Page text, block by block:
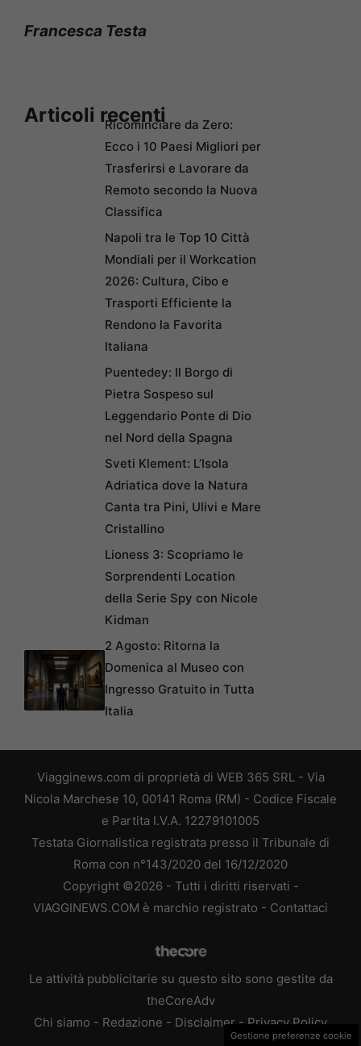
Francesca Testa
Articoli recentiRicominciare da Zero:
Ecco i 10 Paesi Migliori per
Trasferirsi e Lavorare da
Remoto secondo la Nuova
Classifica
Napoli tra le Top 10 Città
Mondiali per il Workcation
2026: Cultura, Cibo e
Trasporti Efficiente la
Rendono la Favorita
Italiana
Puentedey: Il Borgo di
Pietra Sospeso sul
Leggendario Ponte di Dio
nel Nord della Spagna
Sveti Klement: L’Isola
Adriatica dove la Natura
Canta tra Pini, Ulivi e Mare
Cristallino
Lioness 3: Scopriamo le
Sorprendenti Location
della Serie Spy con Nicole
Kidman
2 Agosto: Ritorna la
Domenica al Museo con
Ingresso Gratuito in Tutta
Italia
Viagginews.com di proprietà di WEB 365 SRL - Via
Nicola Marchese 10, 00141 Roma (RM) - Codice Fiscale
e Partita I.V.A. 12279101005
Testata Giornalistica registrata presso il Tribunale di
Roma con n°143/2020 del 16/12/2020
Copyright ©2026 - Tutti i diritti riservati -
VIAGGINEWS.COM è marchio registrato - Contattaci
Le attività pubblicitarie su questo sito sono gestite da
theCoreAdv
Chi siamo - Redazione - Disclaimer - Privacy Policy
Gestione preferenze cookie